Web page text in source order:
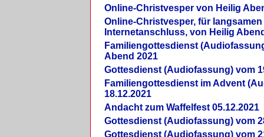
Online-Christvesper von Heilig
Online-Christvesper, für langsamen
Internetanschluss, von Heilig
Familiengottesdienst
Abend 2021
Gottesdienst (Audiofassung) vom
Familiengottesdienst im Advent
18.12.2021
Andacht zum Waffelfest 05.12.2021
Gottesdienst (Audiofassung) vom
Gottesdienst (Audiofassung) vom